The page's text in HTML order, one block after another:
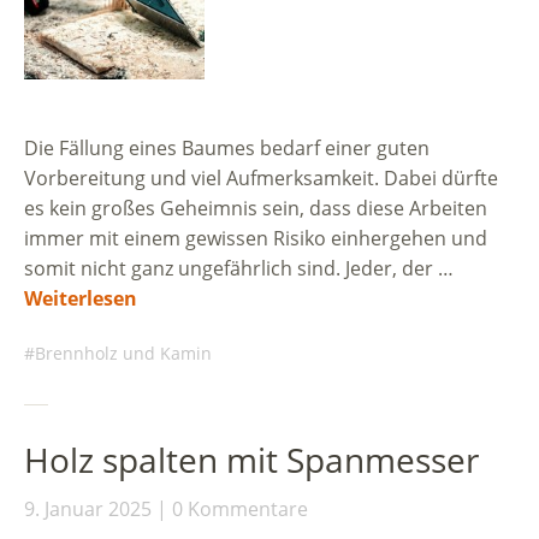
Die Fällung eines Baumes bedarf einer guten
Vorbereitung und viel Aufmerksamkeit. Dabei dürfte
es kein großes Geheimnis sein, dass diese Arbeiten
immer mit einem gewissen Risiko einhergehen und
somit nicht ganz ungefährlich sind. Jeder, der …
Weiterlesen
Brennholz und Kamin
Holz spalten mit Spanmesser
9. Januar 2025 0 Kommentare